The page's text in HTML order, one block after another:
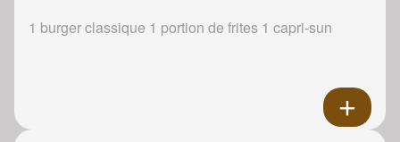
1 burger classique 1 portion de frites 1 capri-sun